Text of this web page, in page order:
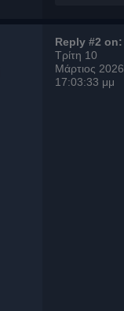
Reply #2 on:
Τρίτη 10
Μάρτιος 2026,
17:03:33 μμ